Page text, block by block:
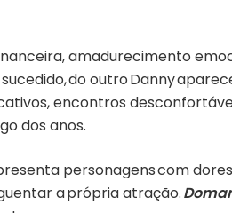
amadurecimento
do outro Danny
encontros
dos anos.
personagens com
a própria atração.